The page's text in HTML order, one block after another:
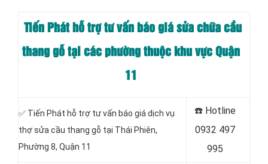
Tiến Phát hỗ trợ tư vấn báo giá sửa chữa cầu
thang gỗ tại các phường thuộc khu vực Quận
11
✅ Tiến Phát hỗ trợ tư vấn báo giá dịch vụ
thợ sửa cầu thang gỗ tại Thái Phiên,
Phường 8, Quận 11
☎️ Hotline
0932 497
995